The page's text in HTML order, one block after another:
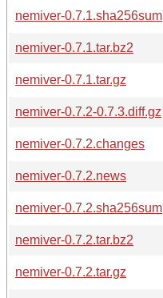
nemiver-0.7.1.sha256sum
nemiver-0.7.1.tar.bz2
nemiver-0.7.1.tar.gz
nemiver-0.7.2-0.7.3.diff.gz
nemiver-0.7.2.changes
nemiver-0.7.2.news
nemiver-0.7.2.sha256sum
nemiver-0.7.2.tar.bz2
nemiver-0.7.2.tar.gz